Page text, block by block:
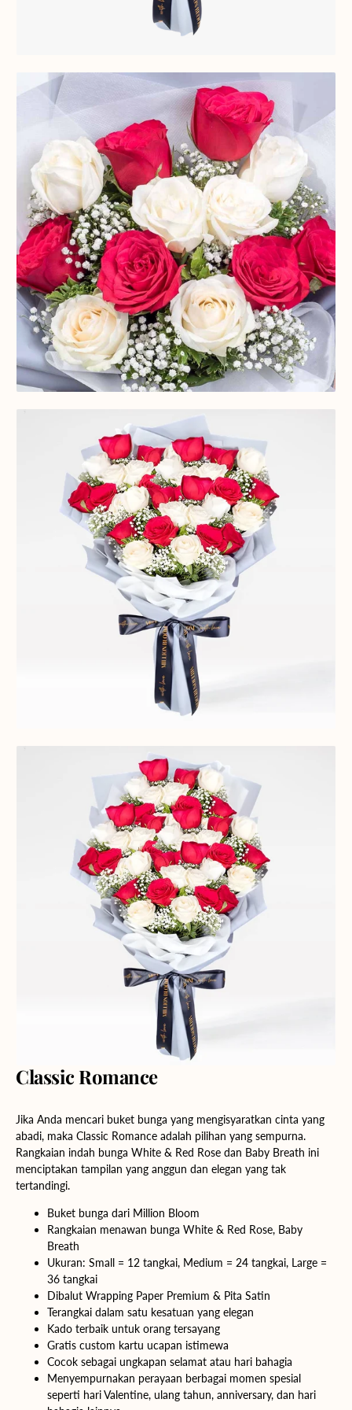
Classic Romance
Jika Anda mencari buket bunga yang mengisyaratkan cinta yang
abadi, maka Classic Romance adalah pilihan yang sempurna.
Rangkaian indah bunga White & Red Rose dan Baby Breath ini
menciptakan tampilan yang anggun dan elegan yang tak
tertandingi.
Buket bunga dari Million Bloom
Rangkaian menawan bunga White & Red Rose, Baby
Breath
Ukuran: Small = 12 tangkai, Medium = 24 tangkai, Large =
36 tangkai
Dibalut Wrapping Paper Premium & Pita Satin
Terangkai dalam satu kesatuan yang elegan
Kado terbaik untuk orang tersayang
Gratis custom kartu ucapan istimewa
Cocok sebagai ungkapan selamat atau hari bahagia
Menyempurnakan perayaan berbagai momen spesial
seperti hari Valentine, ulang tahun, anniversary, dan hari